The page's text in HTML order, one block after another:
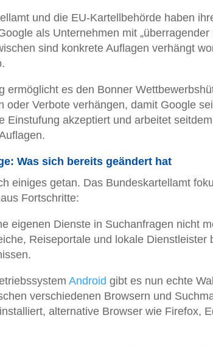
und die EU-Kartellbehörde haben
als Unternehmen mit
sind konkrete Auflagen verhängt
ermöglicht es den Bonner
oder Verbote verhängen, damit Google
Einstufung akzeptiert und arbeitet
Was sich bereits geändert hat
einiges getan. Das Bundeskartellamt
Fortschritte:
eigenen Dienste in Suchanfragen nicht
Reiseportale und lokale
Android gibt es nun echte
verschiedenen Browsern und
alternative Browser wie Firefox,